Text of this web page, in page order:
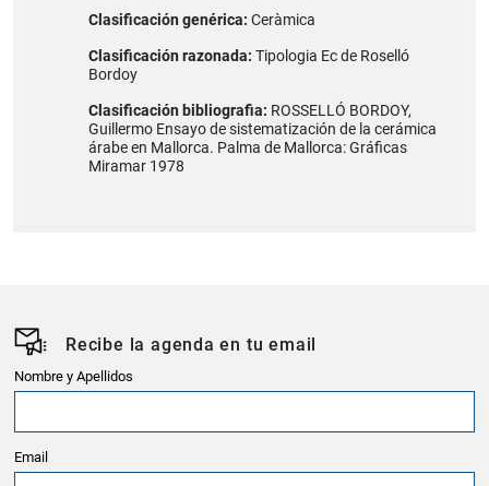
Clasificación genérica: Ceràmica
Clasificación razonada: Tipologia Ec de Roselló
Bordoy
Clasificación bibliografia: ROSSELLÓ BORDOY,
Guillermo Ensayo de sistematización de la cerámica
árabe en Mallorca. Palma de Mallorca: Gráficas
Miramar 1978
Recibe la agenda en tu email
Nombre y Apellidos
Email